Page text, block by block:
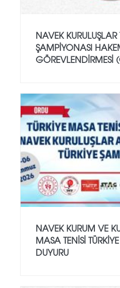
NAVEK KURULUŞLAR
ŞAMPIYONASI
GÖREVLENDIRMESI
NAVEK KURUM VE
MASA TENISI
DUYURU